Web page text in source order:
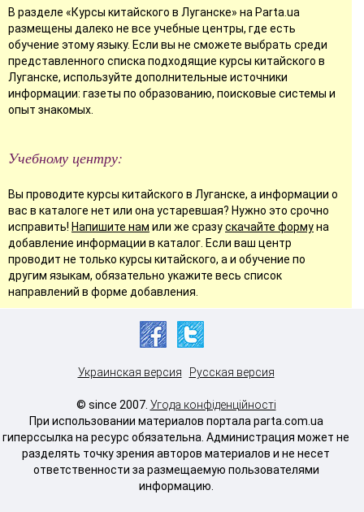
В разделе «Курсы китайского в Луганске» на Parta.ua
размещены далеко не все учебные центры, где есть
обучение этому языку. Если вы не сможете выбрать среди
представленного списка подходящие курсы китайского в
Луганске, используйте дополнительные источники
информации: газеты по образованию, поисковые системы и
опыт знакомых.
Учебному центру:
Вы проводите курсы китайского в Луганске, а информации о
вас в каталоге нет или она устаревшая? Нужно это срочно
исправить! Напишите нам или же сразускачайте формуна
добавление информации в каталог. Если ваш центр
проводит не только курсы китайского, а и обучение по
другим языкам, обязательно укажите весь список
направлений в форме добавления.
Украинская версия Русская версия
© since 2007. Угода конфіденційності
При использовании материалов портала parta.com.ua
гиперссылка на ресурс обязательна. Администрация может не
разделять точку зрения авторов материалов и не несет
ответственности за размещаемую пользователями
информацию.